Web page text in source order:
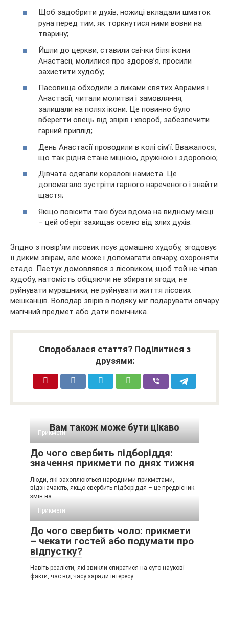
Щоб задобрити духів, ножиці вкладали шматок
руна перед тим, як торкнутися ними вовни на
тварину;
Йшли до церкви, ставили свічки біля ікони
Анастасії, молилися про здоров’я, просили
захистити худобу;
Пасовища обходили з ликами святих Аврамия і
Анастасії, читали молитви і замовляння,
залишали на полях ікони. Це повинно було
вберегти овець від звірів і хвороб, забезпечити
гарний приплід;
День Анастасії проводили в колі сім’ї. Вважалося,
що так рідня стане міцною, дружною і здоровою;
Дівчата одягали коралові намиста. Це
допомагало зустріти гарного нареченого і знайти
щастя;
Якщо повісити такі буси вдома на видному місці
– цей оберіг захищає оселю від злих духів.
Згідно з повір’ям лісовик псує домашню худобу, згодовує
її диким звірам, але може і допомагати овчару, охороняти
стадо. Пастух домовлявся з лісовиком, щоб той не чіпав
худобу, натомість обіцяючи не збирати ягоди, не
руйнувати мурашники, не руйнувати життя лісових
мешканців. Володар звірів в подяку міг подарувати овчару
магічний предмет або дати помічника.
Сподобалася стаття? Поділитися з
друзями:
Вам також може бути цікаво
Прикмети
До чого свербить підборіддя:
значення прикмети по днях тижня
Люди, які захоплюються народними прикметами,
відзначають, якщо свербить підборіддя – це предвісник
змін на
Прикмети
До чого свербить чоло: прикмети
– чекати гостей або подумати про
відпустку?
Навіть реалісти, які звикли спиратися на суто наукові
факти, час від часу заради інтересу